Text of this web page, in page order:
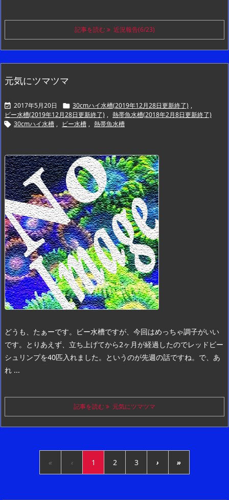
記事を読む 近況報告(6/23)
元気にツマツマ
 2017年5月20日  30cmハイ水槽(2019年12月28日更新終了) ,
ビー水槽(2019年12月28日更新終了) , 熱帯魚水槽(2018年2月8日更新終了)
 30cmハイ水槽 , ビー水槽 , 熱帯魚水槽
どうも、たぁーです。 ビー水槽ですが、今回はめっちゃ調子がいい
です。 とりあえず、立ち上げてから2ヶ月が経過したのでレッドビー
シュリンプを40匹入れました。 というのが先週の話ですね。 で、あ
れ ...
記事を読む 元気にツマツマ
« ‹ 1 2 3 › »